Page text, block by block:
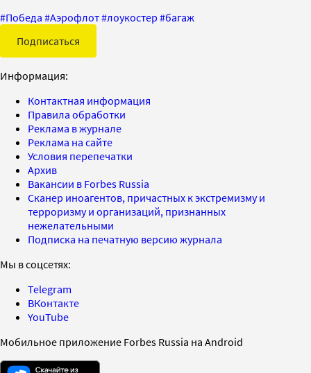
#Победа #Аэрофлот#лоукостер #багаж
Подписаться
Информация:
Контактная информация
Правила обработки
Реклама в журнале
Реклама на сайте
Условия перепечатки
Архив
Вакансии в Forbes Russia
Сканер иноагентов, причастных к экстремизму и
терроризму и организаций, признанных
нежелательными
Подписка на печатную версию журнала
Мы в соцсетях:
Telegram
ВКонтакте
YouTube
Мобильное приложение Forbes Russia на Android